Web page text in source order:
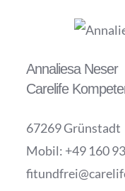
Annaliesa Neser
Carelife
67269 Grünstadt
Mobil: +49 160